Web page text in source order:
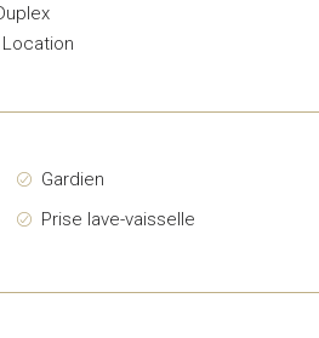
Location
Gardien
Prise lave-vaisselle